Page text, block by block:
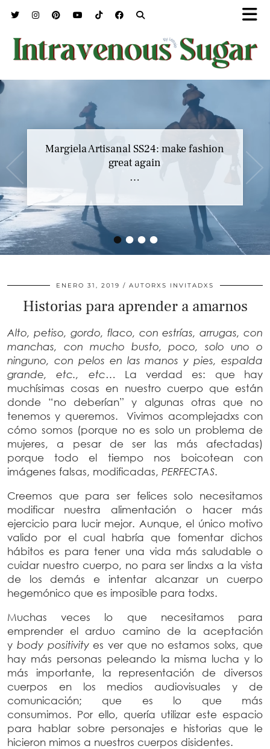
••••
Margiela Artisanal SS24: make fashion
great again
…
ENERO 31, 2019 AUTORXS INVITADXS
Historias para aprender a amarnos
Alto, petiso, gordo, flaco, con estrías, arrugas, con
manchas, con mucho busto, poco, solo uno o
ninguno, con pelos en las manos y pies, espalda
grande, etc., etc… La verdad es: que hay
muchísimas cosas en nuestro cuerpo que están
donde “no deberían” y algunas otras que no
tenemos y queremos.Vivimos acomplejadxs con
cómo somos (porque no es solo un problema de
mujeres, a pesar de ser las más afectadas)
porque todo el tiempo nos boicotean con
imágenes falsas, modificadas, PERFECTAS.
Creemos que para ser felices solo necesitamos
modificar nuestra alimentación o hacer más
ejercicio para lucir mejor. Aunque, el único motivo
valido por el cual habría que fomentar dichos
hábitos es para tener una vida más saludable o
cuidar nuestro cuerpo, no para ser lindxs a la vista
de los demás e intentar alcanzar un cuerpo
hegemónico que es imposible para todxs.
Muchas veces lo que necesitamos para
emprender el arduo camino de la aceptación
y body positivityes ver que no estamos solxs, que
hay más personas peleando la misma lucha y lo
más importante, la representación de diversos
cuerpos en los medios audiovisuales y de
comunicación; que es lo que más
consumimos. Por ello, quería utilizar este espacio
para hablar sobre personajes e historias que le
hicieron mimos a nuestros cuerpos disidentes.